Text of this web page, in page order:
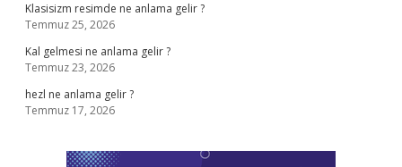
Klasisizm resimde ne anlama gelir ?
Temmuz 25, 2026
Kal gelmesi ne anlama gelir ?
Temmuz 23, 2026
hezl ne anlama gelir ?
Temmuz 17, 2026